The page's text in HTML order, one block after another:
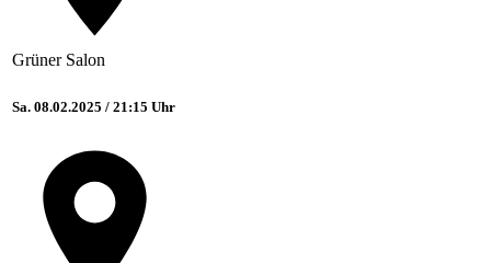
Grüner Salon
Sa. 08.02.2025 / 21:15 Uhr